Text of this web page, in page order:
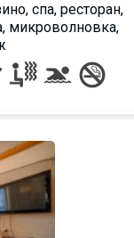
спа, ресторан,
микроволновка,